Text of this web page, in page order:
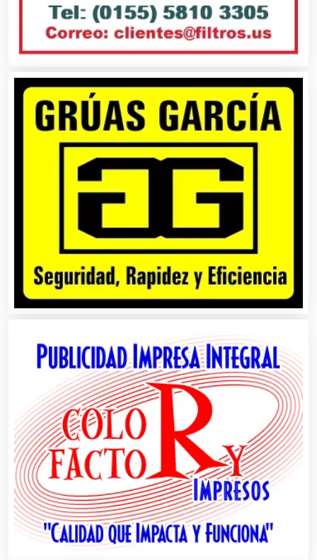
Aluminio
Análisis Clínicos
Análisis de Aguas
Animadores de Eventos
Aparatos y Equipos Eléctricos
Artes Gráficas
Artesanías
Artículos de Oficina
Artículos de Piel